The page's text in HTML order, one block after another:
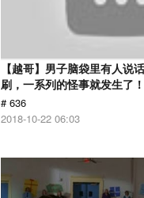
【越哥】男子脑袋里有人说
刷，一系列的怪事就发生了！
# 636
2018-10-22 06:03